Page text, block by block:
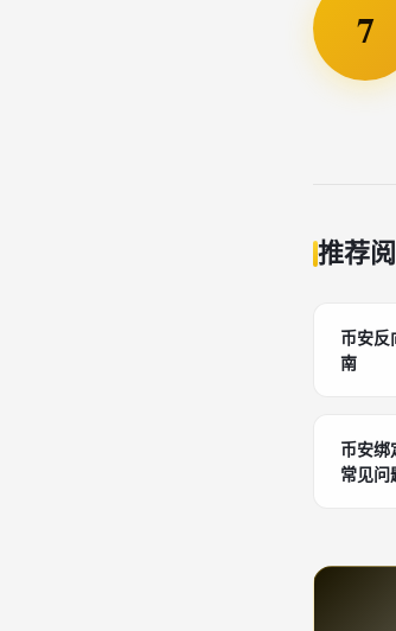
7
推荐
币安反
南
币安绑
常见问